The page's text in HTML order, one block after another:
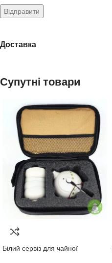
Доставка
Супутні товари
Білий сервіз для чайної